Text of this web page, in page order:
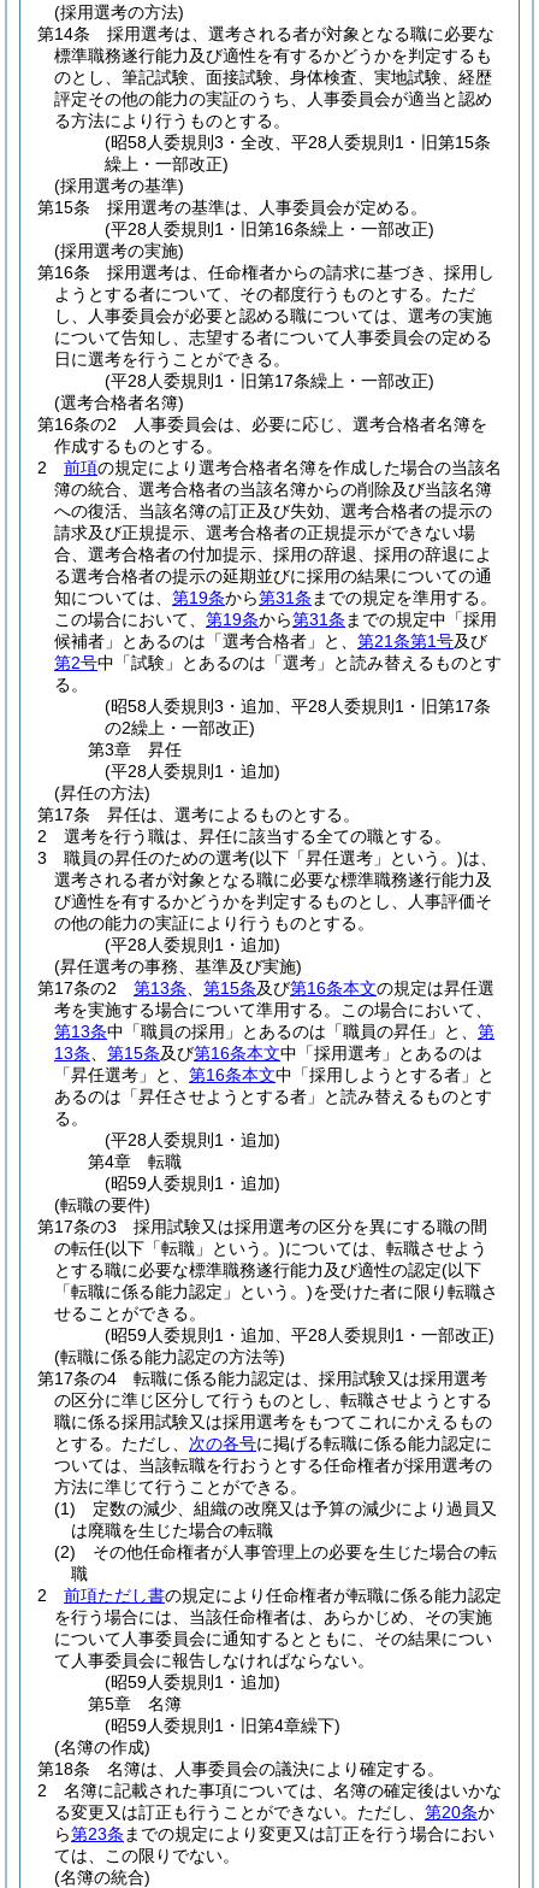
(採用選考の方法)
第14条
採用選考は、選考される者が対象となる職に必要な
標準職務遂行能力及び適性を有するかどうかを判定するも
のとし、筆記試験、面接試験、身体検査、実地試験、経歴
評定その他の能力の実証のうち、人事委員会が適当と認め
る方法により行うものとする。
(昭58人委規則3・全改、平28人委規則1・旧第15条
繰上・一部改正)
(採用選考の基準)
第15条
採用選考の基準は、人事委員会が定める。
(平28人委規則1・旧第16条繰上・一部改正)
(採用選考の実施)
第16条
採用選考は、任命権者からの請求に基づき、採用し
ようとする者について、その都度行うものとする。 ただ
し、人事委員会が必要と認める職については、選考の実施
について告知し、志望する者について人事委員会の定める
日に選考を行うことができる。
(平28人委規則1・旧第17条繰上・一部改正)
(選考合格者名簿)
第16条の2
人事委員会は、必要に応じ、選考合格者名簿を
作成するものとする。
2
前項の規定により選考合格者名簿を作成した場合の当該名
簿の統合、選考合格者の当該名簿からの削除及び当該名簿
への復活、当該名簿の訂正及び失効、選考合格者の提示の
請求及び正規提示、選考合格者の正規提示ができない場
合、選考合格者の付加提示、採用の辞退、採用の辞退によ
る選考合格者の提示の延期並びに採用の結果についての通
知については、 第19条から第31条 までの規定を準用する。
この場合において、 第19条から第31条 までの規定中「採用
候補者」とあるのは「選考合格者」と、 第21条第1号及び
第2号中「試験」とあるのは「選考」と読み替えるものとす
る。
(昭58人委規則3・追加、平28人委規則1・旧第17条
の2繰上・一部改正)
第3章
昇任
(平28人委規則1・追加)
(昇任の方法)
第17条
昇任は、選考によるものとする。
2
選考を行う職は、昇任に該当する全ての職とする。
3
職員の昇任のための選考(以下「昇任選考」という。)は、
選考される者が対象となる職に必要な標準職務遂行能力及
び適性を有するかどうかを判定するものとし、人事評価そ
の他の能力の実証により行うものとする。
(平28人委規則1・追加)
(昇任選考の事務、基準及び実施)
第17条の2
第13条 第15条及び第16条本文の規定は昇任選
考を実施する場合について準用する。
この場合において、
第13条中「職員の採用」とあるのは「職員の昇任」と、 第
13条
第15条及び第16条本文中「採用選考」とあるのは
「昇任選考」と、 第16条本文中「採用しようとする者」と
あるのは「昇任させようとする者」と読み替えるものとす
る。
(平28人委規則1・追加)
第4章
転職
(昭59人委規則1・追加)
(転職の要件)
第17条の3
採用試験又は採用選考の区分を異にする職の間
の転任(以下「転職」という。)については、転職させよう
とする職に必要な標準職務遂行能力及び適性の認定(以下
「転職に係る能力認定」という。)を受けた者に限り転職さ
せることができる。
(昭59人委規則1・追加、平28人委規則1・一部改正)
(転職に係る能力認定の方法等)
第17条の4
転職に係る能力認定は、採用試験又は採用選考
の区分に準じ区分して行うものとし、転職させようとする
職に係る採用試験又は採用選考をもつてこれにかえるもの
とする。 ただし、 次の各号に掲げる転職に係る能力認定に
ついては、当該転職を行おうとする任命権者が採用選考の
方法に準じて行うことができる。
(1)
定数の減少、組織の改廃又は予算の減少により過員又
は廃職を生じた場合の転職
(2)
その他任命権者が人事管理上の必要を生じた場合の転
職
2
前項ただし書の規定により任命権者が転職に係る能力認定
を行う場合には、当該任命権者は、あらかじめ、その実施
について人事委員会に通知するとともに、その結果につい
て人事委員会に報告しなければならない。
(昭59人委規則1・追加)
第5章
名簿
(昭59人委規則1・旧第4章繰下)
(名簿の作成)
第18条
名簿は、人事委員会の議決により確定する。
2
名簿に記載された事項については、名簿の確定後はいかな
る変更又は訂正も行うことができない。 ただし、 第20条か
ら第23条 までの規定により変更又は訂正を行う場合におい
ては、この限りでない。
(名簿の統合)